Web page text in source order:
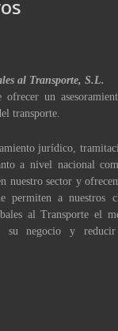
al Transporte, S.L.
un
transporte.
jurídico,
a nivel nacional
nuestro sector y
permiten a nuestros
al Transporte el
su negocio y reducir